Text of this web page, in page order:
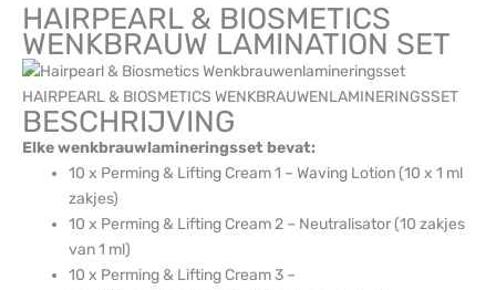
HAIRPEARL & BIOSMETICS
WENKBRAUW LAMINATION SET
HAIRPEARL & BIOSMETICS WENKBRAUWENLAMINERINGSSET
BESCHRIJVING
Elke wenkbrauwlamineringsset bevat:
10 x Perming & Lifting Cream 1 – Waving Lotion (10 x 1 ml
zakjes)
10 x Perming & Lifting Cream 2 – Neutralisator (10 zakjes
van 1 ml)
10 x Perming & Lifting Cream 3 –